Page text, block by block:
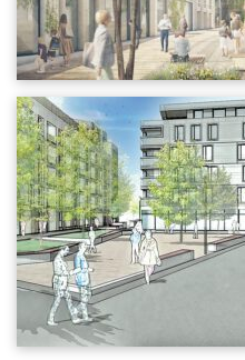
Neugestaltung der Fußgängerzone